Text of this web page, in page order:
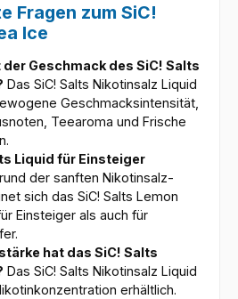
Fragen zum SiC!
Ice
Geschmack des SiC! Salts
Das SiC! Salts Nikotinsalz Liquid
Geschmacksintensität,
Teearoma und Frische
Liquid für Einsteiger
der sanften Nikotinsalz-
sich das SiC! Salts Lemon
Einsteiger als auch für
hat das SiC! Salts
Das SiC! Salts Nikotinsalz Liquid
erhältlich.